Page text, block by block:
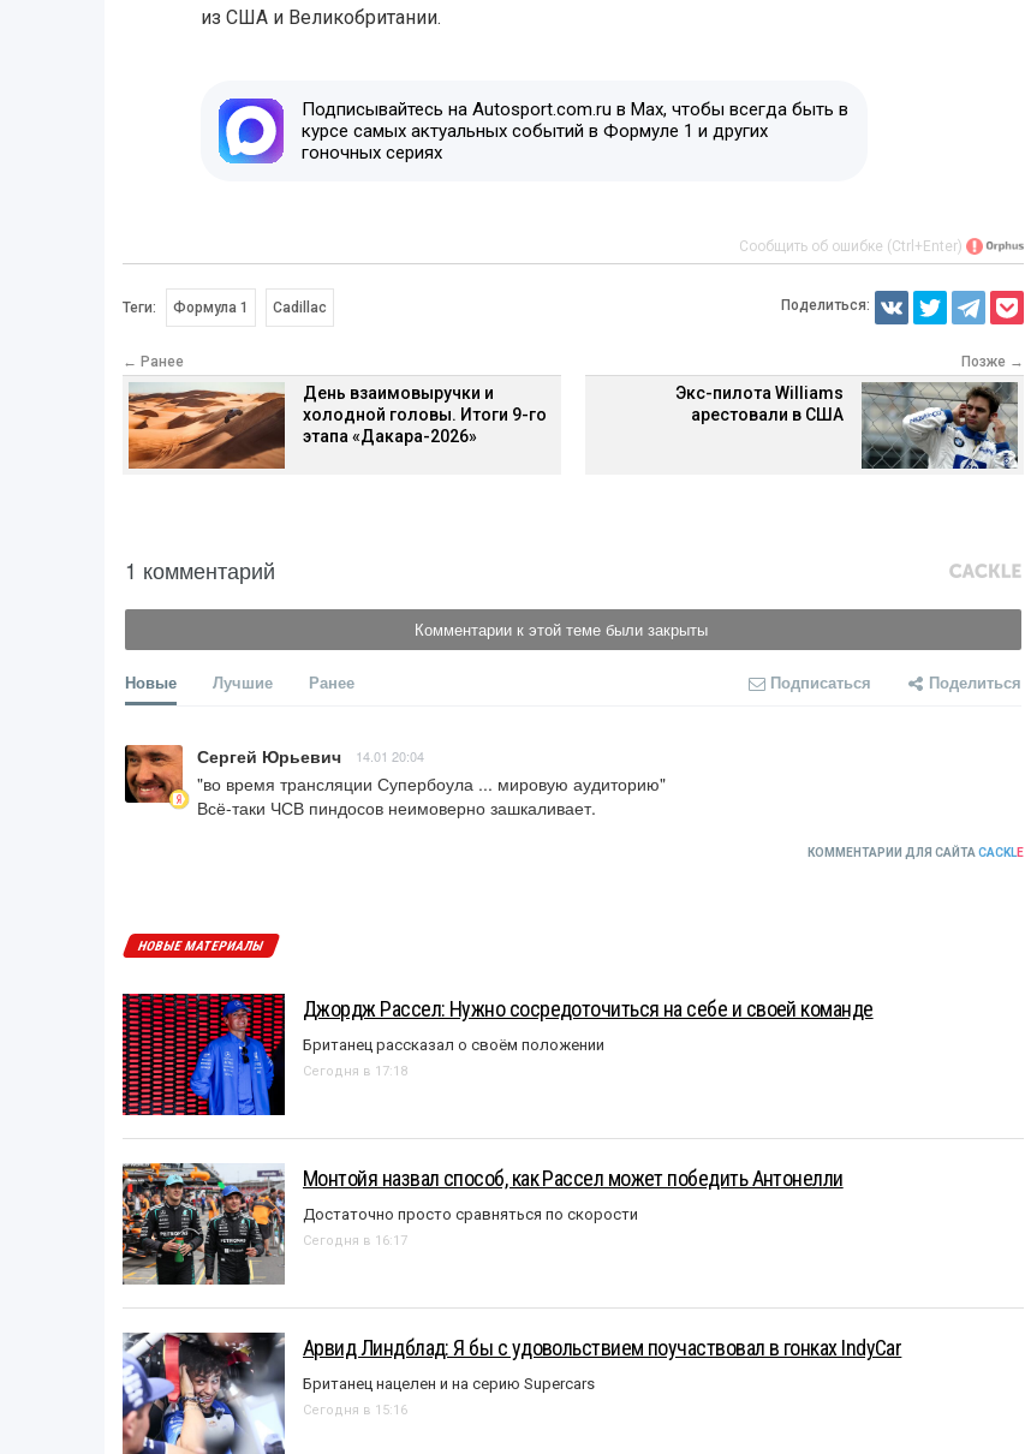
из США и Великобритании.
Подписывайтесь на Autosport.com.ru в Max, чтобы всегда быть в
курсе самых актуальных событий в Формуле 1 и других
гоночных сериях
Сообщить об ошибке (Ctrl+Enter)
Теги: Формула 1 Cadillac Поделиться:
← Ранее
День взаимовыручки и
холодной головы. Итоги 9-го
этапа «Дакара-2026»
Позже →
Экс-пилота Williams
арестовали в США
1 комментарий
Комментарии к этой теме были закрыты
Новые Лучшие Ранее Подписаться Поделиться
Сергей Юрьевич 14.01 20:04
"во время трансляции Супербоула ... мировую аудиторию"
Всё-таки ЧСВ пиндосов неимоверно зашкаливает.
КОММЕНТАРИИ ДЛЯ САЙТА CACKLE
НОВЫЕ МАТЕРИАЛЫ
Джордж Рассел: Нужно сосредоточиться на себе и своей команде
Британец рассказал о своём положении
Сегодня в 17:18
Монтойя назвал способ, как Рассел может победить Антонелли
Достаточно просто сравняться по скорости
Сегодня в 16:17
Арвид Линдблад: Я бы с удовольствием поучаствовал в гонках IndyCar
Британец нацелен и на серию Supercars
Сегодня в 15:16